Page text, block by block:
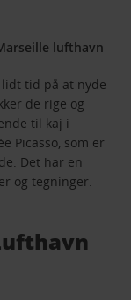
lufthavn
tid på at nyde
de rige og
til kaj i
Picasso, som er
Det har en
og tegninger.